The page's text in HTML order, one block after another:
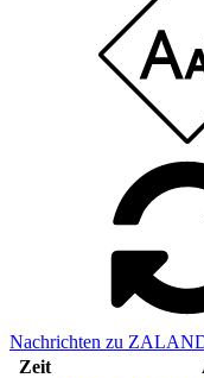
Nachrichten zu
Zeit